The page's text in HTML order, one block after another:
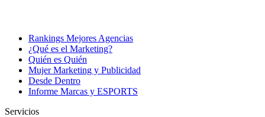
Rankings Mejores Agencias
¿Qué es el Marketing?
Quién es Quién
Mujer Marketing y Publicidad
Desde Dentro
Informe Marcas y ESPORTS
Servicios